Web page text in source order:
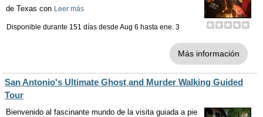
de Texas con Leer más
Disponible durante 151 días desde Aug 6 hasta ene. 3
Más información
San Antonio's Ultimate Ghost and Murder Walking Guided
Tour
Bienvenido al fascinante mundo de la visita guiada a pie